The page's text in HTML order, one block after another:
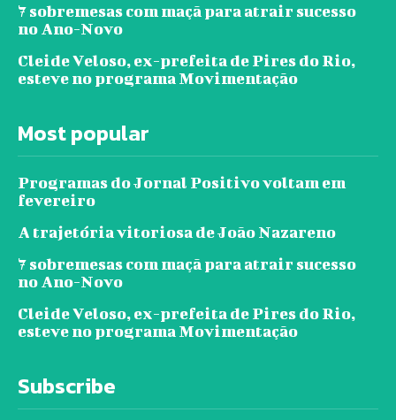
7 sobremesas com maçã para atrair sucesso
no Ano-Novo
Cleide Veloso, ex-prefeita de Pires do Rio,
esteve no programa Movimentação
Most popular
Programas do Jornal Positivo voltam em
fevereiro
A trajetória vitoriosa de João Nazareno
7 sobremesas com maçã para atrair sucesso
no Ano-Novo
Cleide Veloso, ex-prefeita de Pires do Rio,
esteve no programa Movimentação
Subscribe